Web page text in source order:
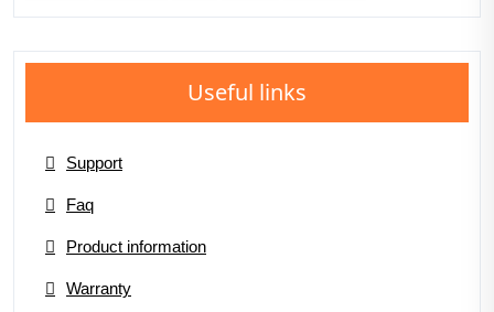
Useful links
Support
Faq
Product information
Warranty